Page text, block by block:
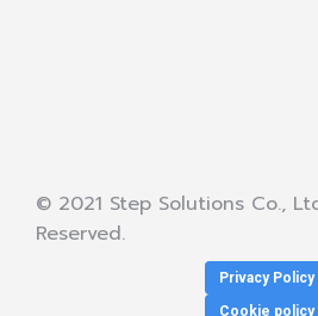
© 2021 Step Solutions Co.,
Reserved.
Privacy Policy
Cookie policy